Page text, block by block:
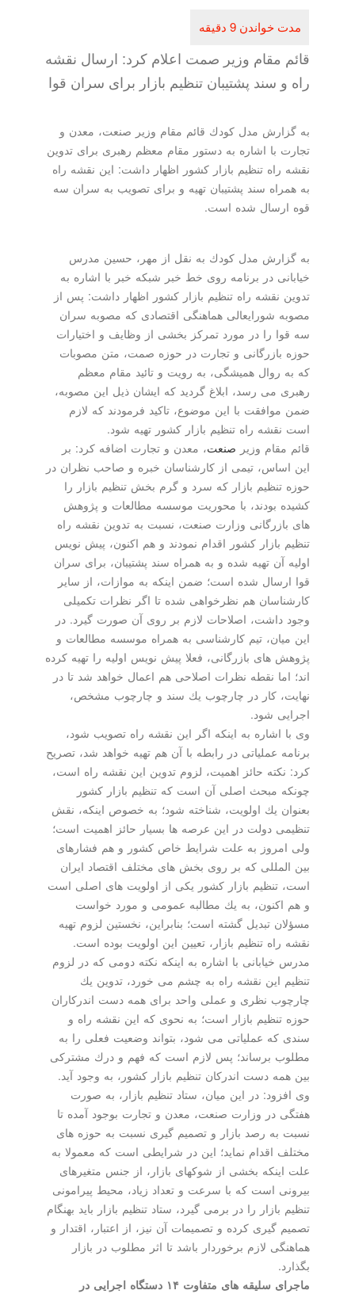
قائم مقام وزیر صمت اعلام كرد: ارسال نقشه
راه و سند پشتیبان تنظیم بازار برای سران قوا
به گزارش مدل كودك قائم مقام وزیر صنعت، معدن و
تجارت با اشاره به دستور مقام معظم رهبری برای تدوین
نقشه راه تنظیم بازار كشور اظهار داشت: این نقشه راه
به همراه سند پشتیبان تهیه و برای تصویب به سران سه
قوه ارسال شده است.
به گزارش مدل كودك به نقل از مهر، حسین مدرس
خیابانی در برنامه روی خط خبر شبكه خبر با اشاره به
تدوین نقشه راه تنظیم بازار كشور اظهار داشت: پس از
مصوبه شورایعالی هماهنگی اقتصادی كه مصوبه سران
سه قوا را در مورد تمركز بخشی از وظایف و اختیارات
حوزه بازرگانی و تجارت در حوزه صمت، متن مصوبات
كه به روال همیشگی، به رویت و تائید مقام معظم
رهبری می رسد، ابلاغ گردید كه ایشان ذیل این مصوبه،
ضمن موافقت با این موضوع، تاكید فرمودند كه لازم
است نقشه راه تنظیم بازار كشور تهیه شود.
قائم مقام وزیرصنعت، معدن و تجارت اضافه كرد: بر
این اساس، تیمی از كارشناسان خبره و صاحب نظران در
حوزه تنظیم بازار كه سرد و گرم بخش تنظیم بازار را
كشیده بودند، با محوریت موسسه مطالعات و پژوهش
های بازرگانی وزارت صنعت، نسبت به تدوین نقشه راه
تنظیم بازار كشور اقدام نمودند و هم اكنون، پیش نویس
اولیه آن تهیه شده و به همراه سند پشتیبان، برای سران
قوا ارسال شده است؛ ضمن اینكه به موازات، از سایر
كارشناسان هم نظرخواهی شده تا اگر نظرات تكمیلی
وجود داشت، اصلاحات لازم بر روی آن صورت گیرد. در
این میان، تیم كارشناسی به همراه موسسه مطالعات و
پژوهش های بازرگانی، فعلا پیش نویس اولیه را تهیه كرده
اند؛ اما نقطه نظرات اصلاحی هم اعمال خواهد شد تا در
نهایت، كار در چارچوب یك سند و چارچوب مشخص،
اجرایی شود.
وی با اشاره به اینكه اگر این نقشه راه تصویب شود،
برنامه عملیاتی در رابطه با آن هم تهیه خواهد شد، تصریح
كرد: نكته حائز اهمیت، لزوم تدوین این نقشه راه است،
چونكه مبحث اصلی آن است كه تنظیم بازار كشور
بعنوان یك اولویت، شناخته شود؛ به خصوص اینكه، نقش
تنظیمی دولت در این عرصه ها بسیار حائز اهمیت است؛
ولی امروز به علت شرایط خاص كشور و هم فشارهای
بین المللی كه بر روی بخش های مختلف اقتصاد ایران
است، تنظیم بازار كشور یكی از اولویت های اصلی است
و هم اكنون، به یك مطالبه عمومی و مورد خواست
مسؤلان تبدیل گشته است؛ بنابراین، نخستین لزوم تهیه
نقشه راه تنظیم بازار، تعیین این اولویت بوده است.
مدرس خیابانی با اشاره به اینكه نكته دومی كه در لزوم
تنظیم این نقشه راه به چشم می خورد، تدوین یك
چارچوب نظری و عملی واحد برای همه دست اندركاران
حوزه تنظیم بازار است؛ به نحوی كه این نقشه راه و
سندی كه عملیاتی می شود، بتواند وضعیت فعلی را به
مطلوب برساند؛ پس لازم است كه فهم و درك مشتركی
بین همه دست اندركان تنظیم بازار كشور، به وجود آید.
وی افزود: در این میان، ستاد تنظیم بازار، به صورت
هفتگی در وزارت صنعت، معدن و تجارت بوجود آمده تا
نسبت به رصد بازار و تصمیم گیری نسبت به حوزه های
مختلف اقدام نماید؛ این در شرایطی است كه معمولا به
علت اینكه بخشی از شوكهای بازار، از جنس متغیرهای
بیرونی است كه با سرعت و تعداد زیاد، محیط پیرامونی
تنظیم بازار را در برمی گیرد، ستاد تنظیم بازار باید بهنگام
تصمیم گیری كرده و تصمیمات آن نیز، از اعتبار، اقتدار و
هماهنگی لازم برخوردار باشد تا اثر مطلوب در بازار
ماجرای سلیقه های متفاوت ۱۴ دستگاه اجرایی در